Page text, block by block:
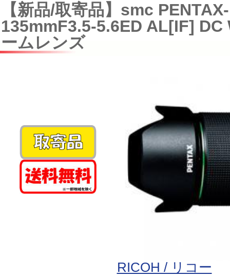
【新品/取寄品】smc
135mmF3.5-5.6ED AL[IF] DC
ームレンズ
RICOH / リコー